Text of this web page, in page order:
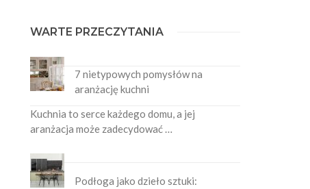
WARTE PRZECZYTANIA
7 nietypowych pomysłów na
aranżację kuchni
Kuchnia to serce każdego domu, a jej
aranżacja może zadecydować …
Podłoga jako dzieło sztuki: